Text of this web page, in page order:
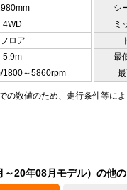
シ
4WD ミ
フロア
5.9m 最
1800～5860rpm
数値のため、走行条件等によ
20年08月モデル）の他